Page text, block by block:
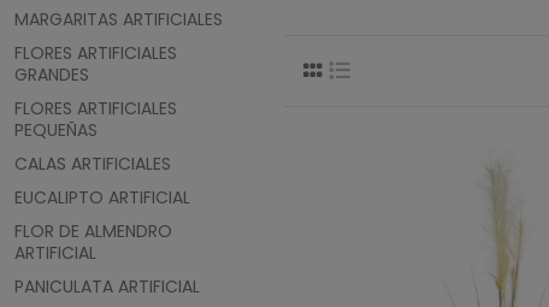
MARGARITAS ARTIFICIALES
FLORES ARTIFICIALES
GRANDES
FLORES ARTIFICIALES
PEQUEÑAS
CALAS ARTIFICIALES
EUCALIPTO ARTIFICIAL
FLOR DE ALMENDRO
ARTIFICIAL
PANICULATA ARTIFICIAL